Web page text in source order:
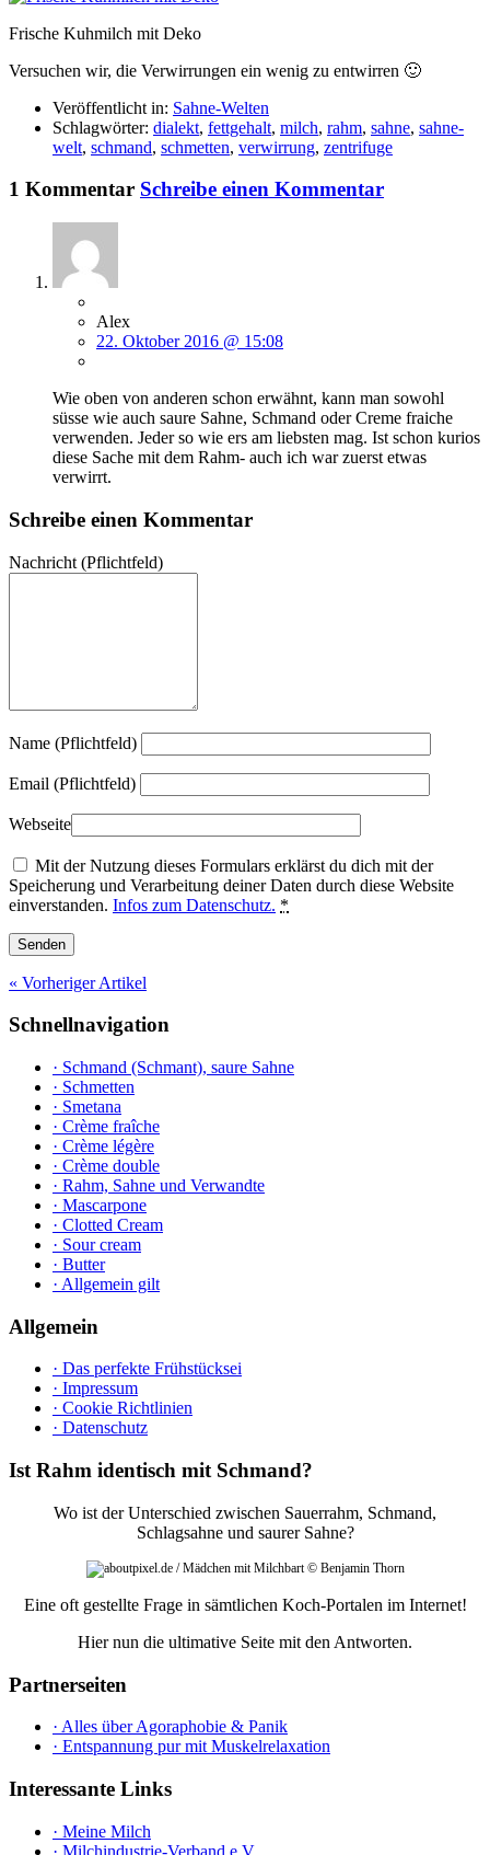
Frische Kuhmilch mit Deko
Versuchen wir, die Verwirrungen ein wenig zu entwirren 🙂
Veröffentlicht in: Sahne-Welten
Schlagwörter: dialekt, fettgehalt, milch, rahm, sahne, sahne-
welt, schmand, schmetten, verwirrung, zentrifuge
1 Kommentar Schreibe einen Kommentar
Alex
22. Oktober 2016 @ 15:08
Wie oben von anderen schon erwähnt, kann man sowohl
süsse wie auch saure Sahne, Schmand oder Creme fraiche
verwenden. Jeder so wie ers am liebsten mag. Ist schon kurios
diese Sache mit dem Rahm- auch ich war zuerst etwas
verwirrt.
Schreibe einen Kommentar
Nachricht (Pflichtfeld)
Name (Pflichtfeld)
Email (Pflichtfeld)
Webseite
Mit der Nutzung dieses Formulars erklärst du dich mit der
Speicherung und Verarbeitung deiner Daten durch diese Website
einverstanden. Infos zum Datenschutz. *
« Vorheriger Artikel
Schnellnavigation
· Schmand (Schmant), saure Sahne
· Schmetten
· Smetana
· Crème fraîche
· Crème légère
· Crème double
· Rahm, Sahne und Verwandte
· Mascarpone
· Clotted Cream
· Sour cream
· Butter
· Allgemein gilt
Allgemein
· Das perfekte Frühstücksei
· Impressum
· Cookie Richtlinien
· Datenschutz
Ist Rahm identisch mit Schmand?
Wo ist der Unterschied zwischen Sauerrahm, Schmand,
Schlagsahne und saurer Sahne?
Eine oft gestellte Frage in sämtlichen Koch-Portalen im Internet!
Hier nun die ultimative Seite mit den Antworten.
Partnerseiten
· Alles über Agoraphobie & Panik
· Entspannung pur mit Muskelrelaxation
Interessante Links
· Meine Milch
· Milchindustrie-Verband e.V.